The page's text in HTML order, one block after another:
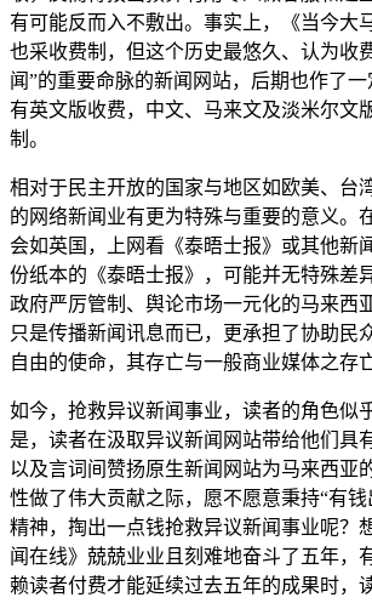
有可能反而入不敷出。事实上，《当今大
也采收费制，但这个历史最悠久、认为收
闻”的重要命脉的新闻网站，后期也作了
有英文版收费，中文、马来文及淡米尔文
制。
相对于民主开放的国家与地区如欧美、台
的网络新闻业有更为特殊与重要的意义。
会如英国，上网看《泰晤士报》或其他新
份纸本的《泰晤士报》，可能并无特殊差
政府严厉管制、舆论市场一元化的马来西
只是传播新闻讯息而已，更承担了协助民
自由的使命，其存亡与一般商业媒体之存
如今，抢救异议新闻事业，读者的角色似
是，读者在汲取异议新闻网站带给他们具
以及言词间赞扬原生新闻网站为马来西亚
性做了伟大贡献之际，愿不愿意秉持“有
精神，掏出一点钱抢救异议新闻事业呢？
闻在线》兢兢业业且刻难地奋斗了五年，
赖读者付费才能延续过去五年的成果时，